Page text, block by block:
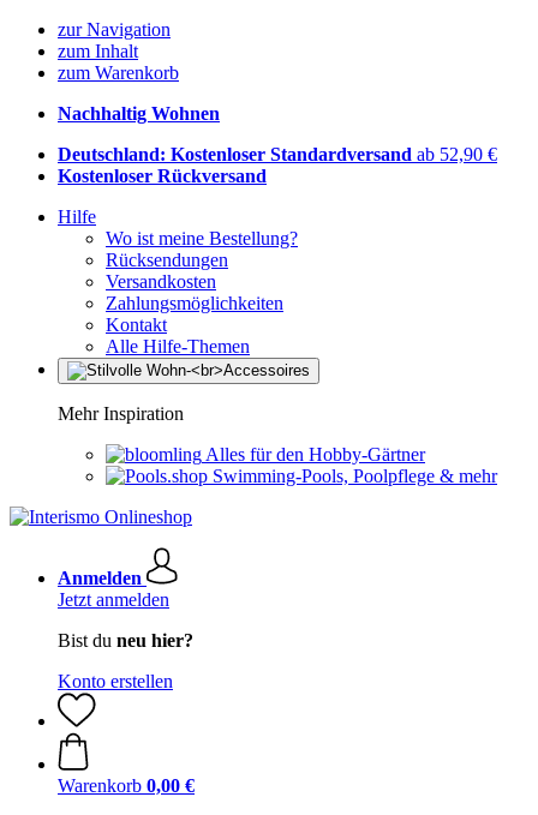
zur Navigation
zum Inhalt
zum Warenkorb
Nachhaltig Wohnen
Deutschland: Kostenloser Standardversand ab 52,90 €
Kostenloser Rückversand
Hilfe
Wo ist meine Bestellung?
Rücksendungen
Versandkosten
Zahlungsmöglichkeiten
Kontakt
Alle Hilfe-Themen
Mehr Inspiration
Alles für den Hobby-Gärtner
Swimming-Pools, Poolpflege & mehr
Anmelden
Jetzt anmelden
Bist du neu hier?
Konto erstellen
Warenkorb 0,00 €